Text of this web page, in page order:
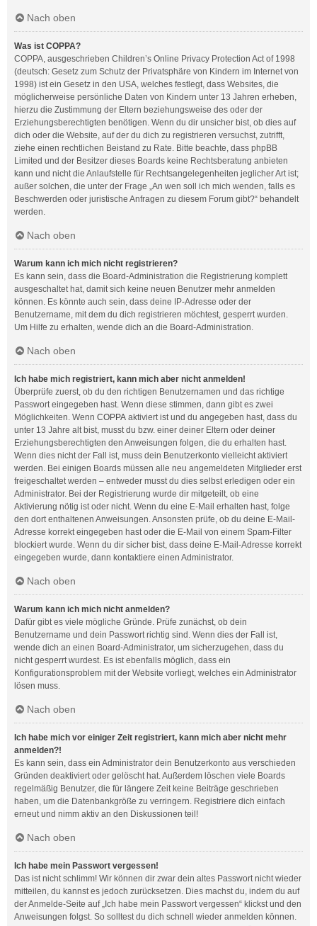
Nach oben
Was ist COPPA?
COPPA, ausgeschrieben Children’s Online Privacy Protection Act of 1998
(deutsch: Gesetz zum Schutz der Privatsphäre von Kindern im Internet von
1998) ist ein Gesetz in den USA, welches festlegt, dass Websites, die
möglicherweise persönliche Daten von Kindern unter 13 Jahren erheben,
hierzu die Zustimmung der Eltern beziehungsweise des oder der
Erziehungsberechtigten benötigen. Wenn du dir unsicher bist, ob dies auf
dich oder die Website, auf der du dich zu registrieren versuchst, zutrifft,
ziehe einen rechtlichen Beistand zu Rate. Bitte beachte, dass phpBB
Limited und der Besitzer dieses Boards keine Rechtsberatung anbieten
kann und nicht die Anlaufstelle für Rechtsangelegenheiten jeglicher Art ist;
außer solchen, die unter der Frage „An wen soll ich mich wenden, falls es
Beschwerden oder juristische Anfragen zu diesem Forum gibt?“ behandelt
werden.
Nach oben
Warum kann ich mich nicht registrieren?
Es kann sein, dass die Board-Administration die Registrierung komplett
ausgeschaltet hat, damit sich keine neuen Benutzer mehr anmelden
können. Es könnte auch sein, dass deine IP-Adresse oder der
Benutzername, mit dem du dich registrieren möchtest, gesperrt wurden.
Um Hilfe zu erhalten, wende dich an die Board-Administration.
Nach oben
Ich habe mich registriert, kann mich aber nicht anmelden!
Überprüfe zuerst, ob du den richtigen Benutzernamen und das richtige
Passwort eingegeben hast. Wenn diese stimmen, dann gibt es zwei
Möglichkeiten. Wenn COPPA aktiviert ist und du angegeben hast, dass du
unter 13 Jahre alt bist, musst du bzw. einer deiner Eltern oder deiner
Erziehungsberechtigten den Anweisungen folgen, die du erhalten hast.
Wenn dies nicht der Fall ist, muss dein Benutzerkonto vielleicht aktiviert
werden. Bei einigen Boards müssen alle neu angemeldeten Mitglieder erst
freigeschaltet werden – entweder musst du dies selbst erledigen oder ein
Administrator. Bei der Registrierung wurde dir mitgeteilt, ob eine
Aktivierung nötig ist oder nicht. Wenn du eine E-Mail erhalten hast, folge
den dort enthaltenen Anweisungen. Ansonsten prüfe, ob du deine E-Mail-
Adresse korrekt eingegeben hast oder die E-Mail von einem Spam-Filter
blockiert wurde. Wenn du dir sicher bist, dass deine E-Mail-Adresse korrekt
eingegeben wurde, dann kontaktiere einen Administrator.
Nach oben
Warum kann ich mich nicht anmelden?
Dafür gibt es viele mögliche Gründe. Prüfe zunächst, ob dein
Benutzername und dein Passwort richtig sind. Wenn dies der Fall ist,
wende dich an einen Board-Administrator, um sicherzugehen, dass du
nicht gesperrt wurdest. Es ist ebenfalls möglich, dass ein
Konfigurationsproblem mit der Website vorliegt, welches ein Administrator
lösen muss.
Nach oben
Ich habe mich vor einiger Zeit registriert, kann mich aber nicht mehr
anmelden?!
Es kann sein, dass ein Administrator dein Benutzerkonto aus verschieden
Gründen deaktiviert oder gelöscht hat. Außerdem löschen viele Boards
regelmäßig Benutzer, die für längere Zeit keine Beiträge geschrieben
haben, um die Datenbankgröße zu verringern. Registriere dich einfach
erneut und nimm aktiv an den Diskussionen teil!
Nach oben
Ich habe mein Passwort vergessen!
Das ist nicht schlimm! Wir können dir zwar dein altes Passwort nicht wieder
mitteilen, du kannst es jedoch zurücksetzen. Dies machst du, indem du auf
der Anmelde-Seite auf „Ich habe mein Passwort vergessen“ klickst und den
Anweisungen folgst. So solltest du dich schnell wieder anmelden können.